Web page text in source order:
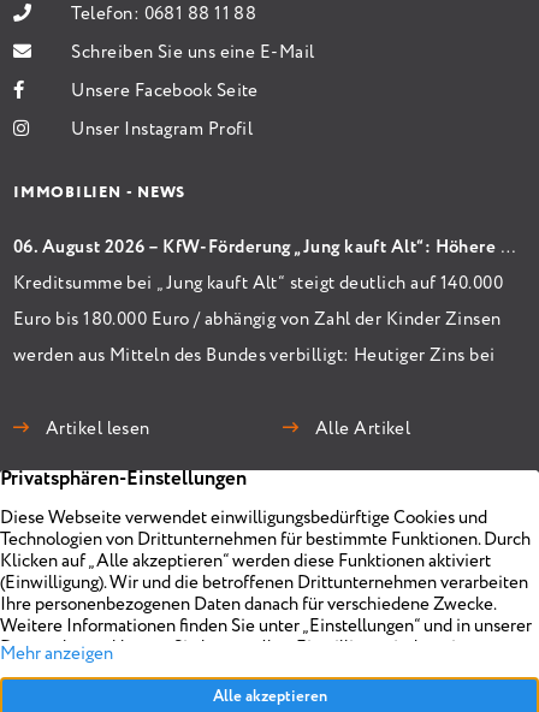
Telefon: 0681 88 11 88
Schreiben Sie uns eine E-Mail
Unsere Facebook Seite
Unser Instagram Profil
IMMOBILIEN - NEWS
06. August 2026 – KfW-Förderung „Jung kauft Alt“: Höhere Kredite ab August 2026
Kreditsumme bei „Jung kauft Alt“ steigt deutlich auf 140.000
Euro bis 180.000 Euro / abhängig von Zahl der Kinder Zinsen
werden aus Mitteln des Bundes verbilligt: Heutiger Zins bei
Zinsbindung Antragstellende verpflichten sich zu
energetischer Sanierung binnen 54 Monaten nach
Artikel lesen Alle Artikel
Immobilien
Unternehmen
Projekte
Planen
Vermarkten
Über uns